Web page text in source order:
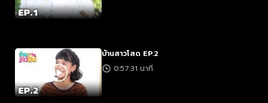
บ้านสาวโสด EP.2
0:57:31 นาที